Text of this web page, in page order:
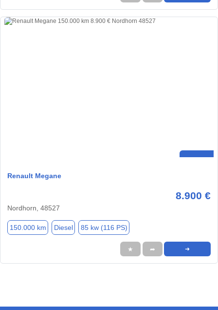
Renault Megane
8.900 €
Nordhorn, 48527
150.000 km Diesel 85 kw (116 PS)
★ ➦ ➜